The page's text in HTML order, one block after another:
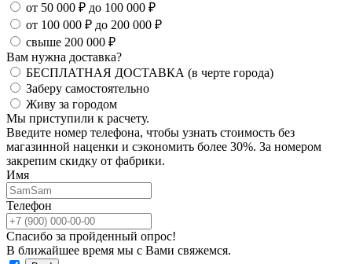
от 50 000 ₽ до 100 000 ₽
от 100 000 ₽ до 200 000 ₽
свыше 200 000 ₽
Вам нужна доставка?
БЕСПЛАТНАЯ ДОСТАВКА (в черте города)
Заберу самостоятельно
Живу за городом
Мы приступили к расчету.
Введите номер телефона, чтобы узнать стоимость без
магазинной наценки и сэкономить более 30%. За номером
закрепим скидку от фабрики.
Имя
Телефон
Спасибо за пройденный опрос!
В ближайшее время мы с Вами свяжемся.